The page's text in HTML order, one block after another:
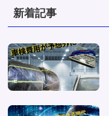
(1)
(6)
(1)
(1)
新着記事